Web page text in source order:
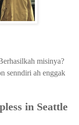
misinya?
senndiri ah enggak
in Seattle